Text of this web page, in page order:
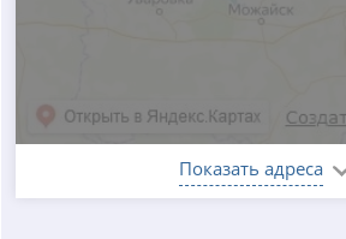
Показать адреса